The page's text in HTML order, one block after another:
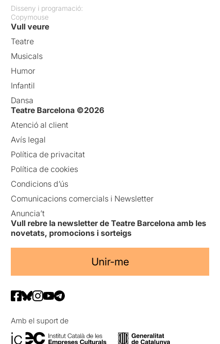
Disseny i programació:
Copymouse
Vull veure
Teatre
Musicals
Humor
Infantil
Dansa
Teatre Barcelona ©2026
Atenció al client
Avís legal
Política de privacitat
Política de cookies
Condicions d’ús
Comunicacions comercials i Newsletter
Anuncia’t
Vull rebre la newsletter de Teatre Barcelona amb les
novetats, promocions i sorteigs
Unir-me
Amb el suport de